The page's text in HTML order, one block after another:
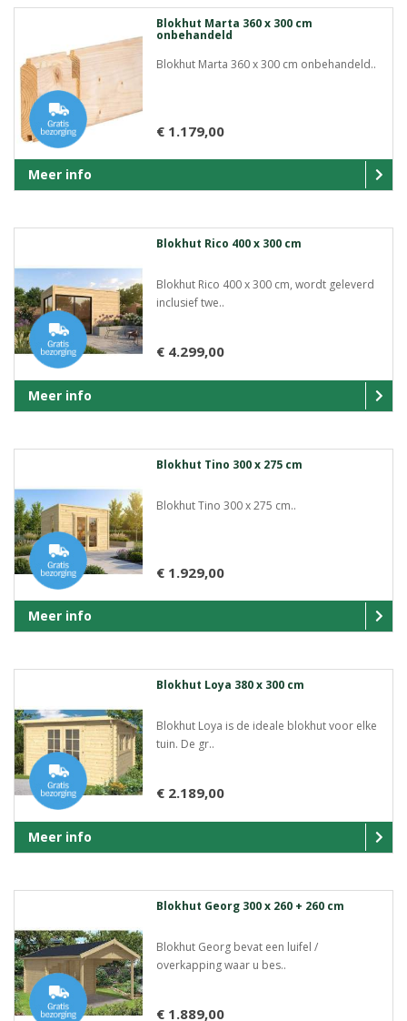
Blokhut Marta 360 x 300 cm
onbehandeld
Blokhut Marta 360 x 300 cm onbehandeld..
€ 1.179,00
Meer info
Blokhut Rico 400 x 300 cm
Blokhut Rico 400 x 300 cm, wordt geleverd
inclusief twe..
€ 4.299,00
Meer info
Blokhut Tino 300 x 275 cm
Blokhut Tino 300 x 275 cm..
€ 1.929,00
Meer info
Blokhut Loya 380 x 300 cm
Blokhut Loya is de ideale blokhut voor elke
tuin. De gr..
€ 2.189,00
Meer info
Blokhut Georg 300 x 260 + 260 cm
Blokhut Georg bevat een luifel /
overkapping waar u bes..
€ 1.889,00